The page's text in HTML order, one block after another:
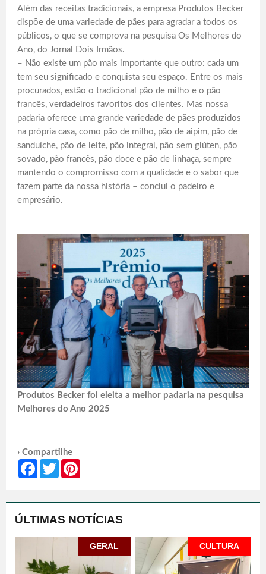
Além das receitas tradicionais, a empresa Produtos Becker
dispõe de uma variedade de pães para agradar a todos os
públicos, o que se comprova na pesquisa Os Melhores do
Ano, do Jornal Dois Irmãos.
– Não existe um pão mais importante que outro: cada um
tem seu significado e conquista seu espaço. Entre os mais
procurados, estão o tradicional pão de milho e o pão
francês, verdadeiros favoritos dos clientes. Mas nossa
padaria oferece uma grande variedade de pães produzidos
na própria casa, como pão de milho, pão de aipim, pão de
sanduíche, pão de leite, pão integral, pão sem glúten, pão
sovado, pão francês, pão doce e pão de linhaça, sempre
mantendo o compromisso com a qualidade e o sabor que
fazem parte da nossa história – conclui o padeiro e
empresário.
Produtos Becker foi eleita a melhor padaria na pesquisa
Melhores do Ano 2025
› Compartilhe
FacebookTwitter
ÚLTIMAS NOTÍCIAS
GERAL CULTURA